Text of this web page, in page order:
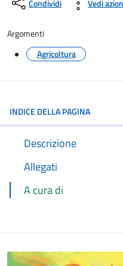
Condividi Vedi
Argomenti
Agricoltura
INDICE DELLA PAGINA
Descrizione
Allegati
A cura di